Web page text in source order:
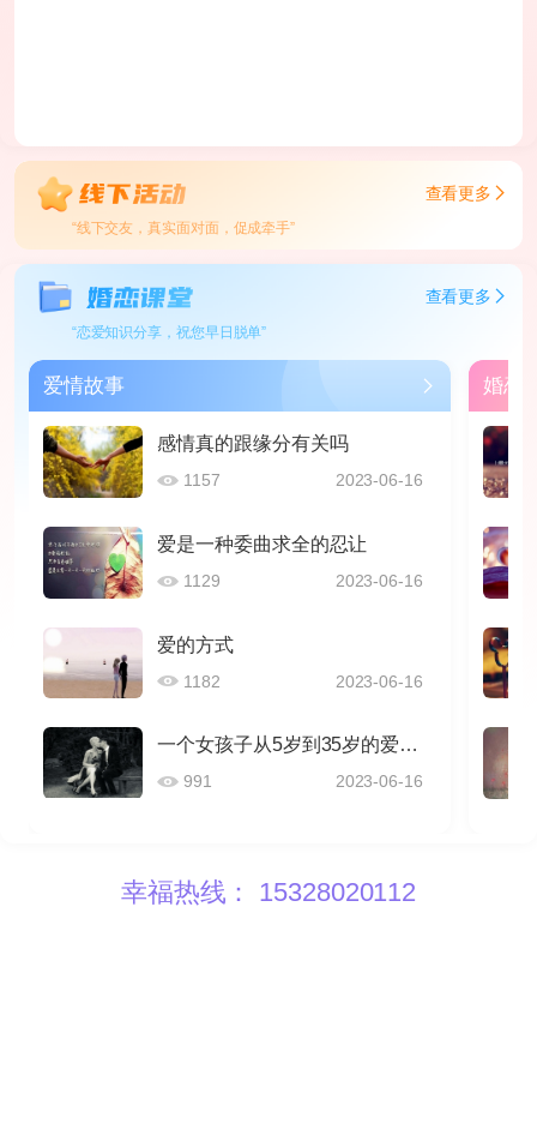
查看更多
“线下交友，真实面对面，促成牵手”
查看更多
“恋爱知识分享，祝您早日脱单”
爱情故事
感情真的跟缘分有关吗
1157 2023-06-16
爱是一种委曲求全的忍让
1129 2023-06-16
爱的方式
1182 2023-06-16
一个女孩子从5岁到35岁的爱情感悟
991 2023-06-16
婚恋
幸福热线： 15328020112